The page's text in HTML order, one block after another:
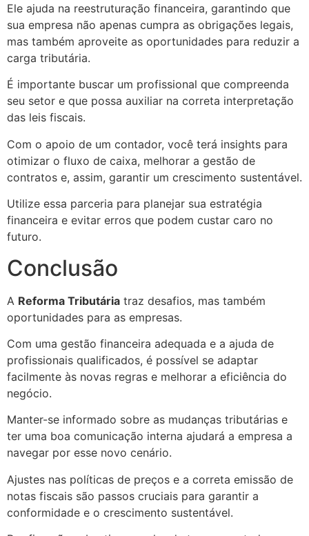
Ele ajuda na reestruturação financeira, garantindo que
sua empresa não apenas cumpra as obrigações legais,
mas também aproveite as oportunidades para reduzir a
carga tributária.
É importante buscar um profissional que compreenda
seu setor e que possa auxiliar na correta interpretação
das leis fiscais.
Com o apoio de um contador, você terá insights para
otimizar o fluxo de caixa, melhorar a gestão de
contratos e, assim, garantir um crescimento sustentável.
Utilize essa parceria para planejar sua estratégia
financeira e evitar erros que podem custar caro no
futuro.
Conclusão
A Reforma Tributária traz desafios, mas também
oportunidades para as empresas.
Com uma gestão financeira adequada e a ajuda de
profissionais qualificados, é possível se adaptar
facilmente às novas regras e melhorar a eficiência do
negócio.
Manter-se informado sobre as mudanças tributárias e
ter uma boa comunicação interna ajudará a empresa a
navegar por esse novo cenário.
Ajustes nas políticas de preços e a correta emissão de
notas fiscais são passos cruciais para garantir a
conformidade e o crescimento sustentável.